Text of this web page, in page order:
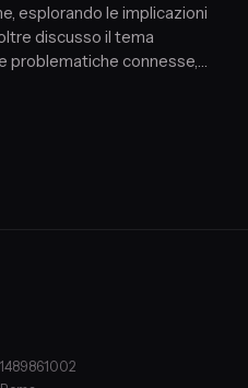
esplorando le implicazioni
discusso il tema
problematiche connesse,